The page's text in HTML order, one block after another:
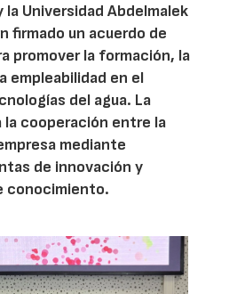
la Universidad Abdelmalek
firmado un acuerdo de
promover la formación, la
empleabilidad en el
del agua. La
la cooperación entre la
mediante
de innovación y
conocimiento.